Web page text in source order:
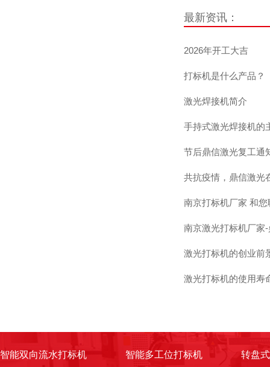
最新资讯：
2026年开工大吉
打标机是什么产品？
激光焊接机简介
手持式激光焊接机的
节后鼎信激光复工通
共抗疫情，鼎信激光
南京打标机厂家 和
南京激光打标机厂家
激光打标机的创业前
激光打标机的使用寿
智能双向流水打标机 智能多工位打标机 转盘